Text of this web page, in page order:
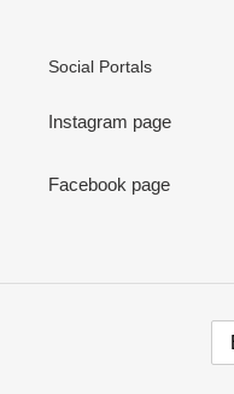
Social Portals
Instagram page
Facebook page